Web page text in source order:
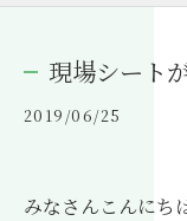
現場シート
2019/06/25
みなさんこんにち